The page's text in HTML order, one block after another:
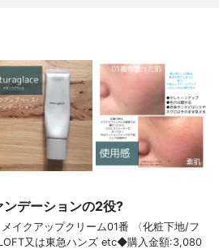
ンデーションの2役?
イクアップクリーム01番 〈化粧下地/フ
又は東急ハンズ etc◆購入金額:3,080